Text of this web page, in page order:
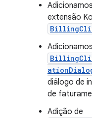
extensão
Adicionamos
diálogo de
de
Adição de